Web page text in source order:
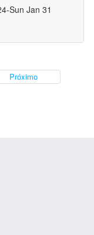
Sun Jan 31
Próximo